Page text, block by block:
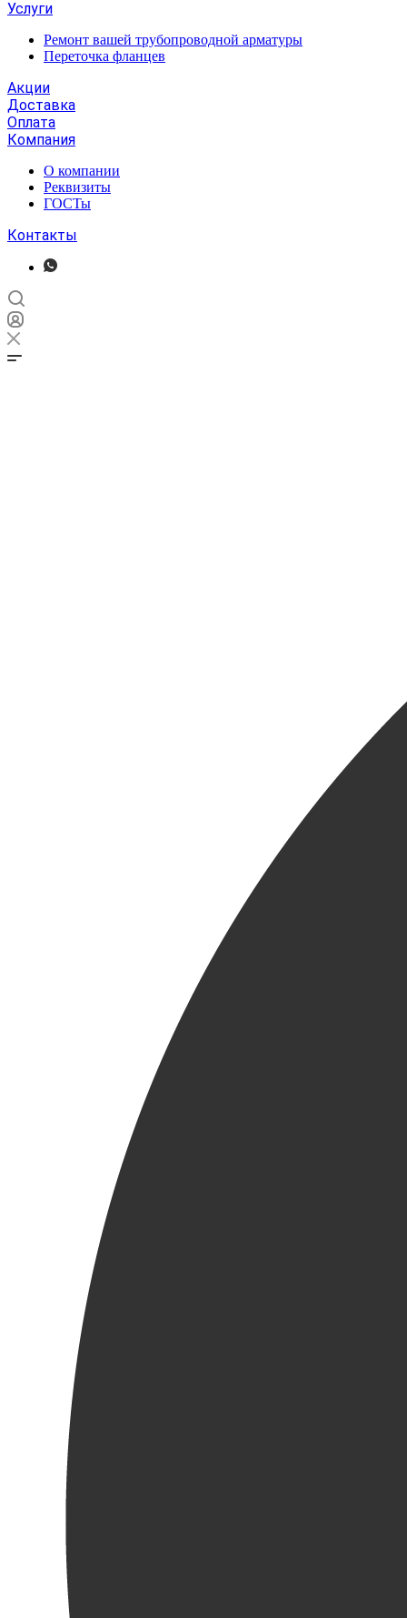
Услуги
Ремонт вашей трубопроводной арматуры
Переточка фланцев
Акции
Доставка
Оплата
Компания
О компании
Реквизиты
ГОСТы
Контакты